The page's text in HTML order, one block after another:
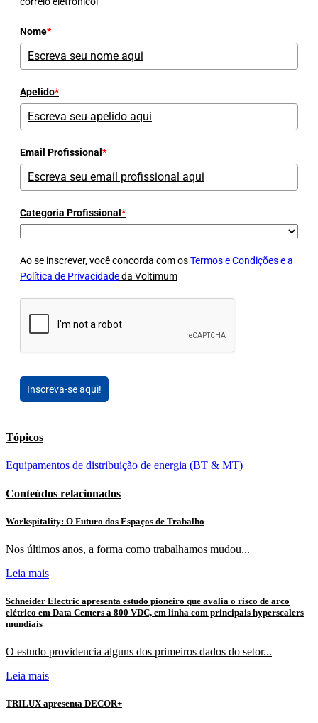
Nome*
Apelido*
Email Profissional *
Categoria Profissional *
Ao se inscrever, você concorda com osTermos e Condições e a
Política de Privacidadeda Voltimum
Inscreva-se aqui!
Tópicos
Equipamentos de distribuição de energia (BT & MT)
Conteúdos relacionados
Workspitality: O Futuro dos Espaços de Trabalho
Nos últimos anos, a forma como trabalhamos mudou...
Leia mais
Schneider Electric apresenta estudo pioneiro que avalia o risco de arco
elétrico em Data Centers a 800 VDC, em linha com principais hyperscalers
mundiais
O estudo providencia alguns dos primeiros dados do setor...
Leia mais
TRILUX apresenta DECOR+